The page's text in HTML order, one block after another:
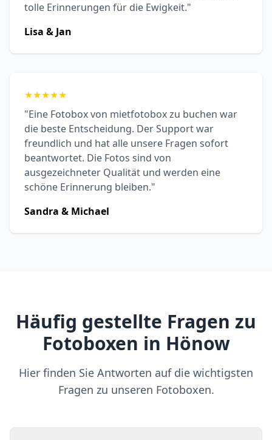
tolle Erinnerungen für die Ewigkeit."
Lisa & Jan
★★★★★
"Eine Fotobox von mietfotobox zu buchen war
die beste Entscheidung. Der Support war
freundlich und hat alle unsere Fragen sofort
beantwortet. Die Fotos sind von
ausgezeichneter Qualität und werden eine
schöne Erinnerung bleiben."
Sandra & Michael
Häufig gestellte Fragen zu
Fotoboxen in Hönow
Hier finden Sie Antworten auf die wichtigsten
Fragen zu unseren Fotoboxen.